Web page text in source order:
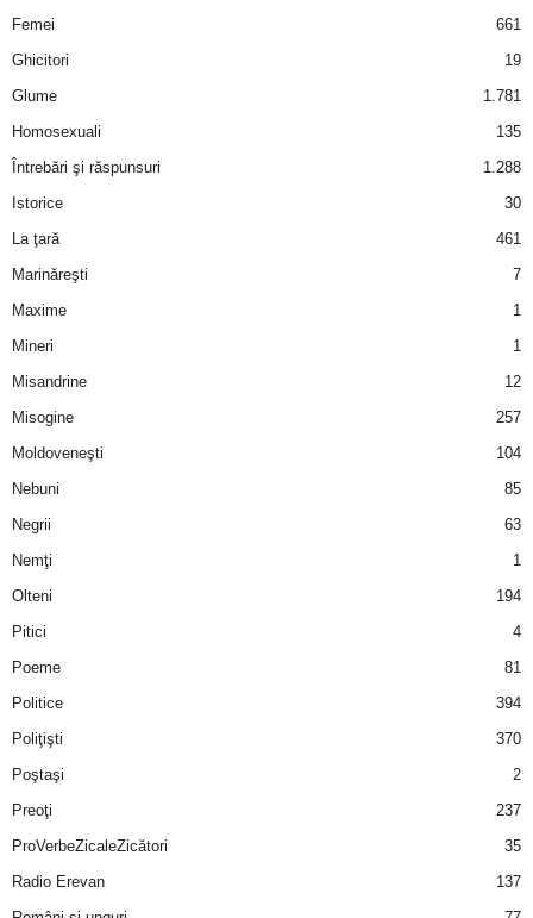
Femei
661
Ghicitori
19
Glume
1.781
Homosexuali
135
Întrebări şi răspunsuri
1.288
Istorice
30
La ţară
461
Marinăreşti
7
Maxime
1
Mineri
1
Misandrine
12
Misogine
257
Moldoveneşti
104
Nebuni
85
Negrii
63
Nemţi
1
Olteni
194
Pitici
4
Poeme
81
Politice
394
Poliţişti
370
Poştaşi
2
Preoţi
237
ProVerbeZicaleZicători
35
Radio Erevan
137